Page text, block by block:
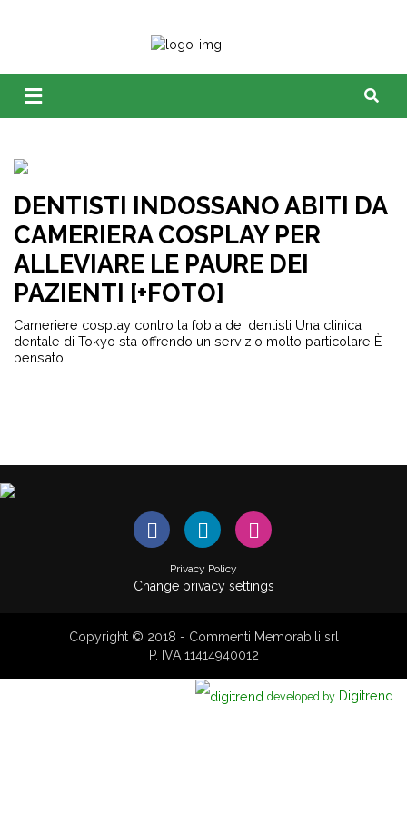
DENTISTI INDOSSANO ABITI DA
CAMERIERA COSPLAY PER
ALLEVIARE LE PAURE DEI
PAZIENTI [+FOTO]
Cameriere cosplay contro la fobia dei dentisti Una clinica
dentale di Tokyo sta offrendo un servizio molto particolare È
pensato ...
Privacy Policy
Change privacy settings
Copyright © 2018 - Commenti Memorabili srl
P. IVA 11414940012
developed by Digitrend